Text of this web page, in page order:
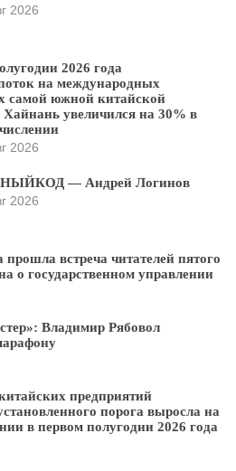
2026
2026 года
на международных
самой южной китайской
увеличился на 30% в
2026
— Андрей Логинов
2026
встреча читателей пятого
о государственном управлении
Владимир Рябовол
предприятий
порога выросла на
в первом полугодии 2026 года